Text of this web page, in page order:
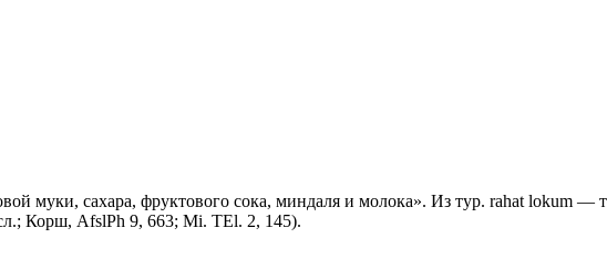
муки, сахара, фруктового сока, миндаля и молока». Из тур. rаhаt lokum
Корш, AfslPh 9, 663; Мi. ТЕl. 2, 145).